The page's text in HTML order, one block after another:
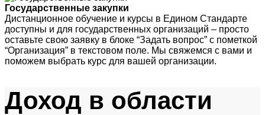
Государственные закупки
Дистанционное обучение и курсы в Едином Стандарте
доступны и для государственных организаций – просто
оставьте свою заявку в блоке “Задать вопрос” с пометкой
“Организация” в текстовом поле. Мы свяжемся с вами и
поможем выбрать курс для вашей организации.
Доход в области